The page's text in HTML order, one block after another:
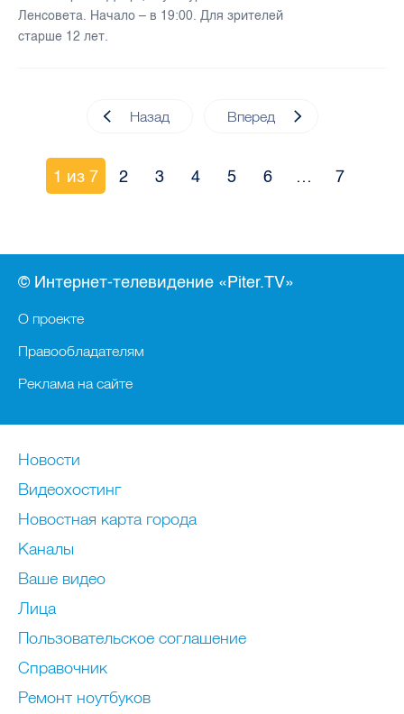
Ленсовета. Начало – в 19:00. Для зрителей
старше 12 лет.
Назад Вперед
1 из 7 2 3 4 5 6 … 7
© Интернет-телевидение «Piter.TV»
О проекте
Правообладателям
Реклама на сайте
Новости
Видеохостинг
Новостная карта города
Каналы
Ваше видео
Лица
Пользовательское соглашение
Справочник
Ремонт нoутбуков